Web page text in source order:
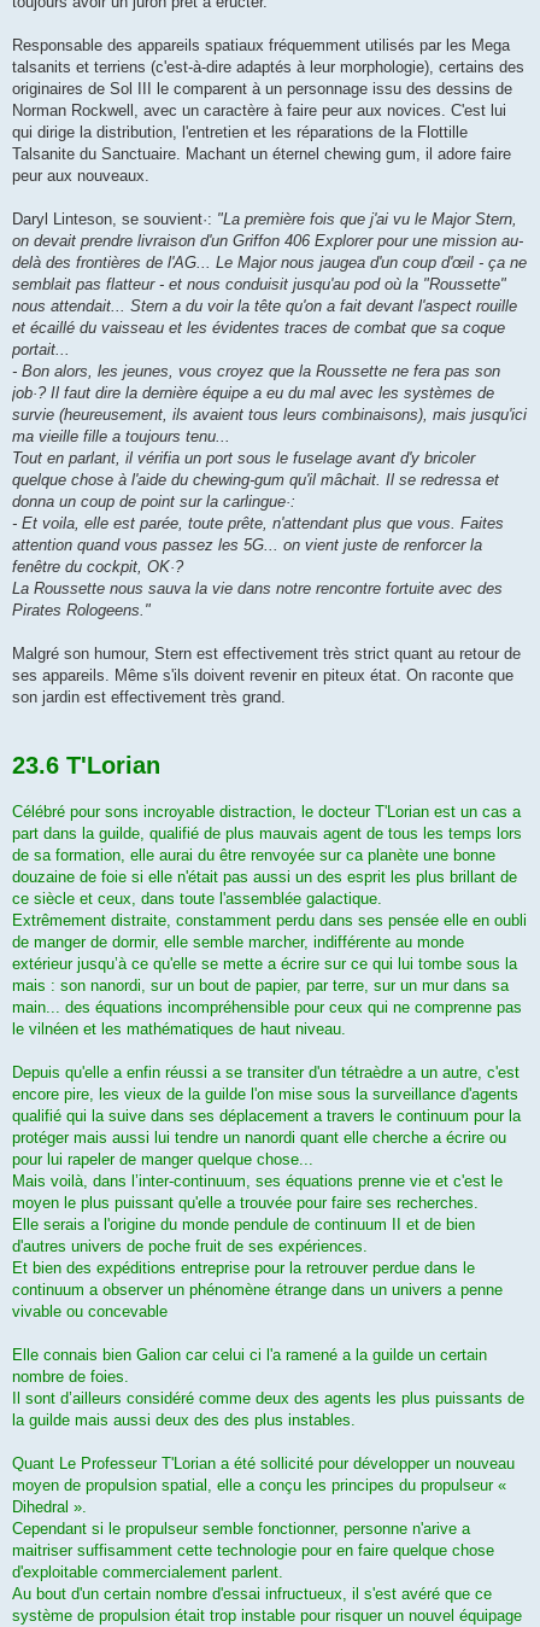
Responsable des appareils spatiaux fréquemment utilisés par les Mega
talsanits et terriens (c'est-à-dire adaptés à leur morphologie), certains des
originaires de Sol III le comparent à un personnage issu des dessins de
Norman Rockwell, avec un caractère à faire peur aux novices. C'est lui
qui dirige la distribution, l'entretien et les réparations de la Flottille
Talsanite du Sanctuaire. Machant un éternel chewing gum, il adore faire
peur aux nouveaux.
Daryl Linteson, se souvient·: "La première fois que j'ai vu le Major Stern,
on devait prendre livraison d'un Griffon 406 Explorer pour une mission au-
delà des frontières de l'AG... Le Major nous jaugea d'un coup d'œil - ça ne
semblait pas flatteur - et nous conduisit jusqu'au pod où la "Roussette"
nous attendait... Stern a du voir la tête qu'on a fait devant l'aspect rouille
et écaillé du vaisseau et les évidentes traces de combat que sa coque
portait...
- Bon alors, les jeunes, vous croyez que la Roussette ne fera pas son
job·? Il faut dire la dernière équipe a eu du mal avec les systèmes de
survie (heureusement, ils avaient tous leurs combinaisons), mais jusqu'ici
ma vieille fille a toujours tenu...
Tout en parlant, il vérifia un port sous le fuselage avant d'y bricoler
quelque chose à l'aide du chewing-gum qu'il mâchait. Il se redressa et
donna un coup de point sur la carlingue·:
- Et voila, elle est parée, toute prête, n'attendant plus que vous. Faites
attention quand vous passez les 5G... on vient juste de renforcer la
fenêtre du cockpit, OK·?
La Roussette nous sauva la vie dans notre rencontre fortuite avec des
Pirates Rologeens."
Malgré son humour, Stern est effectivement très strict quant au retour de
ses appareils. Même s'ils doivent revenir en piteux état. On raconte que
son jardin est effectivement très grand.
23.6 T'Lorian
Célébré pour sons incroyable distraction, le docteur T'Lorian est un cas a
part dans la guilde, qualifié de plus mauvais agent de tous les temps lors
de sa formation, elle aurai du être renvoyée sur ca planète une bonne
douzaine de foie si elle n'était pas aussi un des esprit les plus brillant de
ce siècle et ceux, dans toute l'assemblée galactique.
Extrêmement distraite, constamment perdu dans ses pensée elle en oubli
de manger de dormir, elle semble marcher, indifférente au monde
extérieur jusqu’à ce qu'elle se mette a écrire sur ce qui lui tombe sous la
mais : son nanordi, sur un bout de papier, par terre, sur un mur dans sa
main... des équations incompréhensible pour ceux qui ne comprenne pas
le vilnéen et les mathématiques de haut niveau.
Depuis qu'elle a enfin réussi a se transiter d'un tétraèdre a un autre, c'est
encore pire, les vieux de la guilde l'on mise sous la surveillance d'agents
qualifié qui la suive dans ses déplacement a travers le continuum pour la
protéger mais aussi lui tendre un nanordi quant elle cherche a écrire ou
pour lui rapeler de manger quelque chose...
Mais voilà, dans l’inter-continuum, ses équations prenne vie et c'est le
moyen le plus puissant qu'elle a trouvée pour faire ses recherches.
Elle serais a l'origine du monde pendule de continuum II et de bien
d'autres univers de poche fruit de ses expériences.
Et bien des expéditions entreprise pour la retrouver perdue dans le
continuum a observer un phénomène étrange dans un univers a penne
vivable ou concevable
Elle connais bien Galion car celui ci l'a ramené a la guilde un certain
nombre de foies.
Il sont d’ailleurs considéré comme deux des agents les plus puissants de
la guilde mais aussi deux des des plus instables.
Quant Le Professeur T'Lorian a été sollicité pour développer un nouveau
moyen de propulsion spatial, elle a conçu les principes du propulseur «
Dihedral ».
Cependant si le propulseur semble fonctionner, personne n'arive a
maitriser suffisamment cette technologie pour en faire quelque chose
d'exploitable commercialement parlent.
Au bout d'un certain nombre d'essai infructueux, il s'est avéré que ce
système de propulsion était trop instable pour risquer un nouvel équipage